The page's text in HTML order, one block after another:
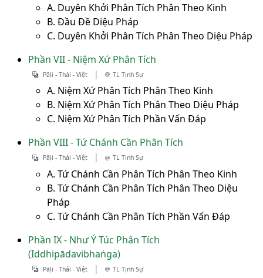
A. Duyên Khởi Phân Tích Phân Theo Kinh
B. Đầu Đề Diệu Pháp
C. Duyên Khởi Phân Tích Phân Theo Diệu Pháp
Phần VII - Niệm Xứ Phân Tích
Pāḷi - Thái - Việt | TL Tịnh Sự
A. Niệm Xứ Phân Tích Phân Theo Kinh
B. Niệm Xứ Phân Tích Phân Theo Diệu Pháp
C. Niệm Xứ Phân Tích Phần Vấn Đáp
Phần VIII - Tứ Chánh Cần Phân Tích
Pāḷi - Thái - Việt | TL Tịnh Sự
A. Tứ Chánh Cần Phân Tích Phân Theo Kinh
B. Tứ Chánh Cần Phân Tích Phân Theo Diệu
Pháp
C. Tứ Chánh Cần Phân Tích Phần Vấn Đáp
Phần IX - Như Ý Túc Phân Tích
(Iddhipādavibhaṅga)
Pāḷi - Thái - Việt | TL Tịnh Sự